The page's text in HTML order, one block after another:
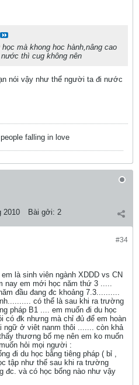
mà khong hoc hành,nâng cao
thì cug không nên
nói vậy như thể người ta đi nước
falling in love
2010 Bài gởi: 2
#34
là sinh viên ngành XDDD vs CN
nay em mới học năm thứ 3 .....
đầu đang đc khoảng 7.3..........
có thể là sau khi ra trường
pháp B1 .... em muốn đi du học
có đk nhưng mà chỉ đủ để em hoàn
ngữ ở viêt nanm thôi ....... còn khả
thương bố mẹ nên em ko muốn
hỏi mọi người :
đi du học bằng tiêng pháp ( bỉ ,
tập như thế sau khi ra trường
đc. và có học bổng nào như vậy